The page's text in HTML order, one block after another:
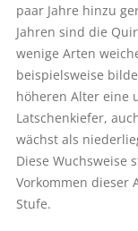
paar Jahre hinzu
Jahren sind die
wenige Arten
beispielsweise
höheren Alter eine
Latschenkiefer,
wächst als
Diese Wuchsweise
Vorkommen dieser
Stufe.